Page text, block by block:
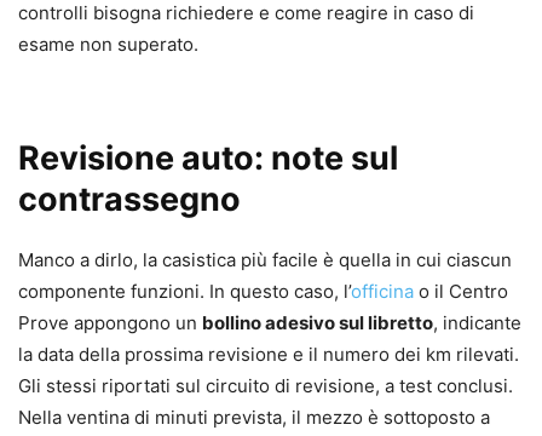
controlli bisogna richiedere e come reagire in caso di
esame non superato.
Revisione auto: note sul
contrassegno
Manco a dirlo, la casistica più facile è quella in cui ciascun
componente funzioni. In questo caso, l’officina o il Centro
Prove appongono un bollino adesivo sul libretto, indicante
la data della prossima revisione e il numero dei km rilevati.
Gli stessi riportati sul circuito di revisione, a test conclusi.
Nella ventina di minuti prevista, il mezzo è sottoposto a